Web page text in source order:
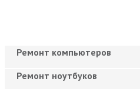
Ремонт компьютеров
Ремонт ноутбуков